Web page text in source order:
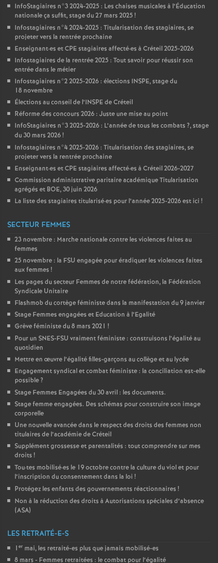
InfoStagiaires n°3 2024-2025 : Les chaises musicales à l’Éducation
nationale ça suffit, stage du 27 mars 2025!
Infostagiaires n°4 2024-2025 : Titularisation des stagiaires, se
projeter vers la rentrée prochaine
Enseignant·es etCPE stagiaires affecté·es à Créteil 2025-2026
Infostagiaires de la rentrée 2025 : Tout savoir pour réussir son
entrée dans le métier
Infostagiaires n°2 2025-2026 : élections INSPE, stage du
18 novembre
Élections au conseil de l’INSPE de Créteil
Réforme des concours 2026 : Juste une mise au point
InfoStagiaires n°3 2025-2026 : L’année de tous les combats ?, stage
du 30 mars 2026!
Infostagiaires n°4 2025-2026 : Titularisation des stagiaires, se
projeter vers la rentrée prochaine
Enseignant·es etCPE stagiaires affecté·es à Créteil 2026-2027
Commission administrative paritaire académique Titularisation
agrégés et BOE, 30 juin 2026
La liste des stagiaires titularisé·es pour l’année 2025-2026 est ici !
SECTEUR FEMMES
23 novembre : Marche nationale contre les violences faites au
femmes
25 novembre : la FSU engagée pour éradiquer les violences faites
aux femmes !
Les pages du secteur Femmes de notre fédération, la Fédération
Syndicale Unitaire
Flashmob du cortège féministe dans la manifestation du 9 janvier
Stage Femmes engagées et Education à l’Egalité
Grève féministe du 8 mars 2021 !
Pour un SNES-FSU vraiment féministe : construisons l’égalité au
quotidien
Mettre en œuvre l’égalité filles-garçons au collège et au lycée
Engagement syndical et combat féministe : la conciliation est-elle
possible?
Stage Femmes Engagées du 30 avril : les documents.
Stage femme engagées. Des schémas pour construire son image
corporelle
Une nouvelle avancée dans le respect des droits des femmes non
titulaires de l’académie de Créteil
Supplément grossesse et parentalités : tout comprendre sur mes
droits !
Tou·tes mobilisé·es le 19 octobre contre la culture du viol et pour
l’inscription du consentement dans la loi !
Protégez les enfants des gouvernements réactionnaires !
Non à la réduction des droits à Autorisations spéciales d’absence
(ASA)
LES RETRAITÉ-E-S
1 er mai, les retraité-es plus que jamais mobilisé-es
8 mars - Femmes retraitées : le combat pour l’égalité